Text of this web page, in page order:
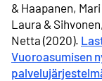
& Haapanen,
Laura &
Netta (2020).
Vuoroasumisen